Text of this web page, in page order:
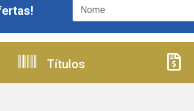
Títulos